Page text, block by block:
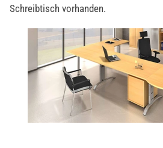
Schreibtisch vorhanden.